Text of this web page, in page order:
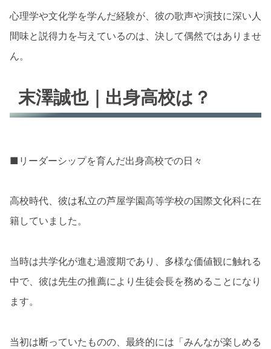
心理学や文化学を学んだ経験が、彼の歌声や演技に深い人
間味と説得力を与えているのは、決して偶然ではありませ
ん。
末澤誠也｜出身高校は？
■リーダーシップを育んだ出身高校での日々
高校時代、彼は私立の芦屋学園高等学校の国際文化科に在
籍していました。
当時は共学化が進む過渡期であり、多様な価値観に触れる
中で、彼は先生の推薦により生徒会長を務めることになり
ます。
当初は断っていたものの、最終的には「みんなが楽しめる